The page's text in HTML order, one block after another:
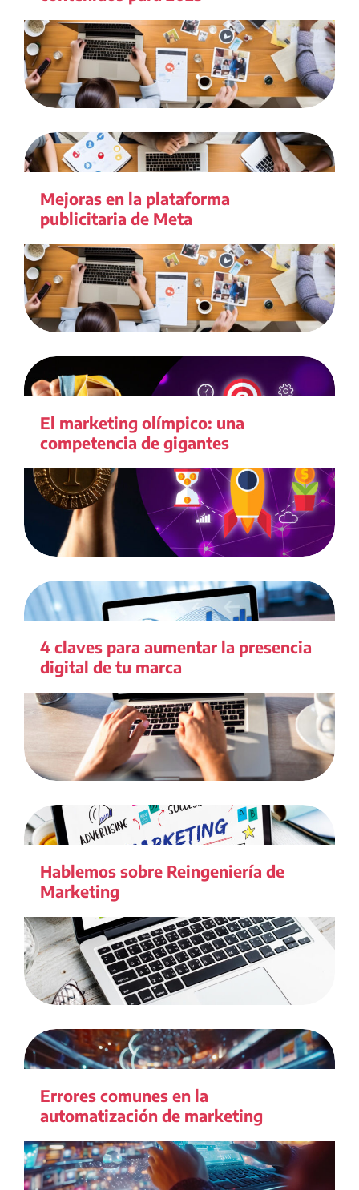
Mejoras en la plataforma
publicitaria de Meta
El marketing olímpico: una
competencia de gigantes
4 claves para aumentar la presencia
digital de tu marca
Hablemos sobre Reingeniería de
Marketing
Errores comunes en la
automatización de marketing